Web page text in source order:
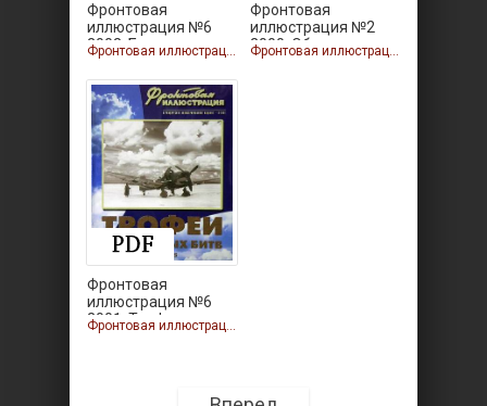
Фронтовая
иллюстрация №6
2002. Бои в
Фронтовая иллюстрация
Фронтовая
иллюстрация №2
2000. Оборона
Фронтовая иллюстрация
Фронтовая
иллюстрация №6
2001. Трофеи
Фронтовая иллюстрация